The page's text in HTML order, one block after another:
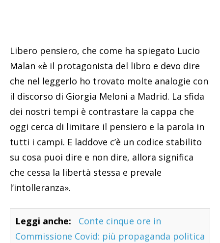
Libero pensiero, che come ha spiegato Lucio
Malan «è il protagonista del libro e devo dire
che nel leggerlo ho trovato molte analogie con
il discorso di Giorgia Meloni a Madrid. La sfida
dei nostri tempi è contrastare la cappa che
oggi cerca di limitare il pensiero e la parola in
tutti i campi. E laddove c’è un codice stabilito
su cosa puoi dire e non dire, allora significa
che cessa la libertà stessa e prevale
l’intolleranza».
Leggi anche:
Conte cinque ore in
Commissione Covid: più propaganda politica